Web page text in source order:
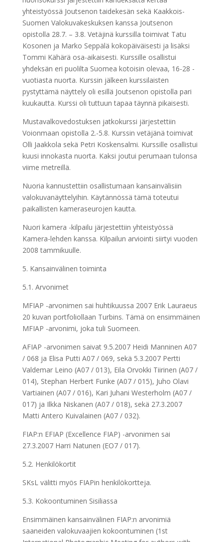
yhteistyössä Joutsenon taidekesän sekä Kaakkois-
Suomen Valokuvakeskuksen kanssa Joutsenon
opistolla 28.7. – 3.8. Vetäjinä kurssilla toimivat Tatu
Kosonen ja Marko Seppälä kokopäiväisesti ja lisäksi
Tommi Kähärä osa-aikaisesti. Kurssille osallistui
yhdeksän eri puolilta Suomea kotoisin olevaa, 16-28 -
vuotiasta nuorta. Kurssin jälkeen kurssilaisten
pystyttämä näyttely oli esillä Joutsenon opistolla pari
kuukautta. Kurssi oli tuttuun tapaa täynnä pikaisesti.
Mustavalkovedostuksen jatkokurssi järjestettiin
Voionmaan opistolla 2.-5.8. Kurssin vetäjänä toimivat
Olli Jaakkola sekä Petri Koskensalmi. Kurssille osallistui
kuusi innokasta nuorta. Kaksi joutui perumaan tulonsa
viime metreillä.
Nuoria kannustettiin osallistumaan kansainvälisiin
valokuvanäyttelyihin. Käytännössä tämä toteutui
paikallisten kameraseurojen kautta.
Nuori kamera -kilpailu järjestettiin yhteistyössä
Kamera-lehden kanssa. Kilpailun arviointi siirtyi vuoden
2008 tammikuulle.
5. Kansainvälinen toiminta
5.1. Arvonimet
MFIAP -arvonimen sai huhtikuussa 2007 Erik Lauraeus
20 kuvan portfoliollaan Turbins. Tämä on ensimmäinen
MFIAP -arvonimi, joka tuli Suomeen.
AFIAP -arvonimen saivat 9.5.2007 Heidi Manninen A07
/ 068 ja Elisa Putti A07 / 069, sekä 5.3.2007 Pertti
Valdemar Leino (A07 / 013), Eila Orvokki Tiirinen (A07 /
014), Stephan Herbert Funke (A07 / 015), Juho Olavi
Vartiainen (A07 / 016), Kari Juhani Westerholm (A07 /
017) ja Ilkka Niskanen (A07 / 018), sekä 27.3.2007
Matti Antero Kuivalainen (A07 / 032).
FIAP:n EFIAP (Excellence FIAP) -arvonimen sai
27.3.2007 Harri Natunen (EO7 / 017).
5.2. Henkilökortit
SKsL välitti myös FIAPin henkilökortteja.
5.3. Kokoontuminen Sisiliassa
Ensimmäinen kansainvälinen FIAP:n arvonimiä
saaneiden valokuvaajien kokoontuminen (1st